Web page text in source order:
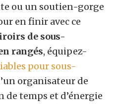
ou un soutien-gorge
en finir avec ce
de sous-
rangés, équipez-
pour sous-
organisateur de
de temps et d’énergie